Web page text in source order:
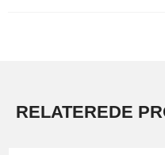
RELATEREDE